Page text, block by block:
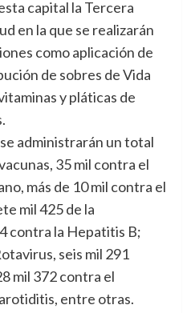
capital la Tercera
en la que se realizarán
como aplicación de
de sobres de Vida
y pláticas de
administrarán un total
35 mil contra el
más de 10 mil contra el
mil 425 de la
contra la Hepatitis B;
seis mil 291
mil 372 contra el
entre otras.